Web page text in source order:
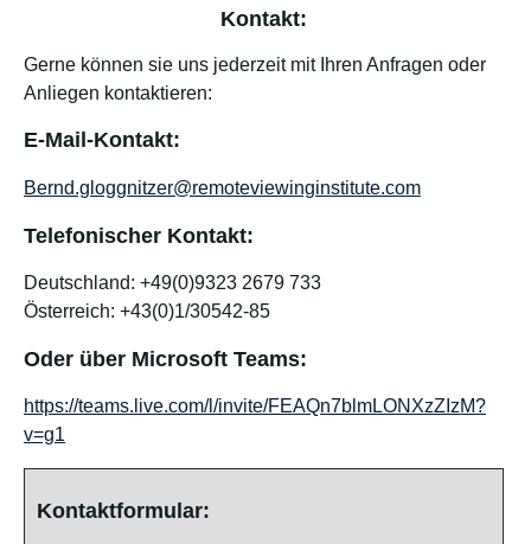
Kontakt:
Gerne können sie uns jederzeit mit Ihren Anfragen oder
Anliegen kontaktieren:
E-Mail-Kontakt:
Bernd.gloggnitzer@remoteviewinginstitute.com
Telefonischer Kontakt:
Deutschland: +49(0)9323 2679 733
Österreich: +43(0)1/30542-85
Oder über Microsoft Teams:
https://teams.live.com/l/invite/FEAQn7blmLONXzZIzM?
v=g1
Kontaktformular: